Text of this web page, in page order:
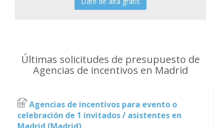
Últimas solicitudes de presupuesto de
Agencias de incentivos en Madrid
Agencias de incentivos para evento o
celebración de 1 invitados / asistentes en